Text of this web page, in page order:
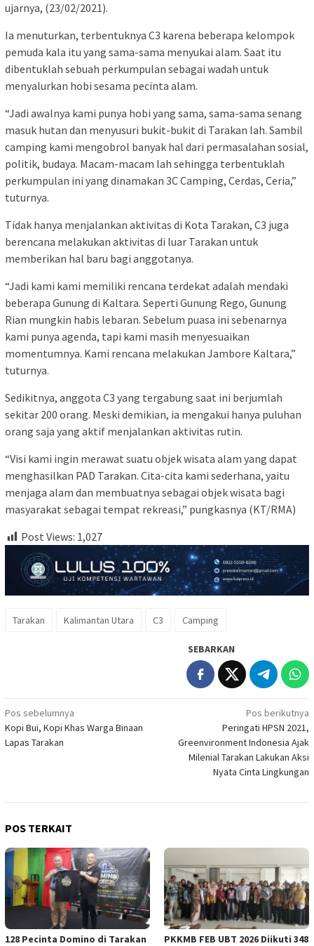
ujarnya, (23/02/2021).
Ia menuturkan, terbentuknya C3 karena beberapa kelompok
pemuda kala itu yang sama-sama menyukai alam. Saat itu
dibentuklah sebuah perkumpulan sebagai wadah untuk
menyalurkan hobi sesama pecinta alam.
“Jadi awalnya kami punya hobi yang sama, sama-sama senang
masuk hutan dan menyusuri bukit-bukit di Tarakan lah. Sambil
camping kami mengobrol banyak hal dari permasalahan sosial,
politik, budaya. Macam-macam lah sehingga terbentuklah
perkumpulan ini yang dinamakan 3C Camping, Cerdas, Ceria,”
tuturnya.
Tidak hanya menjalankan aktivitas di Kota Tarakan, C3 juga
berencana melakukan aktivitas di luar Tarakan untuk
memberikan hal baru bagi anggotanya.
“Jadi kami kami memiliki rencana terdekat adalah mendaki
beberapa Gunung di Kaltara. Seperti Gunung Rego, Gunung
Rian mungkin habis lebaran. Sebelum puasa ini sebenarnya
kami punya agenda, tapi kami masih menyesuaikan
momentumnya. Kami rencana melakukan Jambore Kaltara,”
tuturnya.
Sedikitnya, anggota C3 yang tergabung saat ini berjumlah
sekitar 200 orang. Meski demikian, ia mengakui hanya puluhan
orang saja yang aktif menjalankan aktivitas rutin.
“Visi kami ingin merawat suatu objek wisata alam yang dapat
menghasilkan PAD Tarakan. Cita-cita kami sederhana, yaitu
menjaga alam dan membuatnya sebagai objek wisata bagi
masyarakat sebagai tempat rekreasi,” pungkasnya (KT/RMA)
Post Views: 1,027
Tarakan Kalimantan Utara C3 Camping
SEBARKAN
Navigasi
pos
Pos sebelumnya
Kopi Bui, Kopi Khas Warga Binaan
Lapas Tarakan
Pos berikutnya
Peringati HPSN 2021,
Greenvironment Indonesia Ajak
Milenial Tarakan Lakukan Aksi
Nyata Cinta Lingkungan
POS TERKAIT
128 Pecinta Domino di Tarakan
PKKMB FEB UBT 2026 Diikuti 348